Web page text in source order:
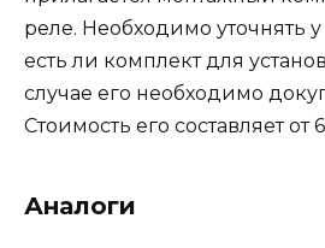
реле. Необходимо уточнять
есть ли комплект для
случае его необходимо
Стоимость его составляет от
Аналоги